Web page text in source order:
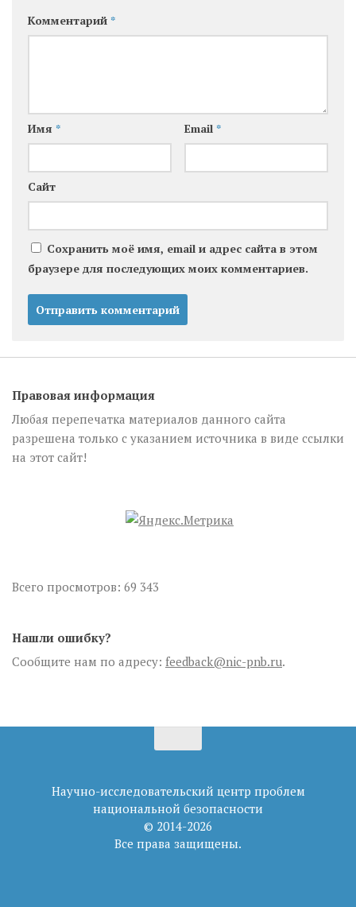
Комментарий *
Имя * Email *
Сайт
Сохранить моё имя, email и адрес сайта в этом
браузере для последующих моих комментариев.
Правовая информация
Любая перепечатка материалов данного сайта
разрешена только с указанием источника в виде ссылки
на этот сайт!
Всего просмотров: 69 343
Нашли ошибку?
Сообщите нам по адресу: feedback@nic-pnb.ru.
Научно-исследовательский центр проблем
национальной безопасности
© 2014-2026
Все права защищены.